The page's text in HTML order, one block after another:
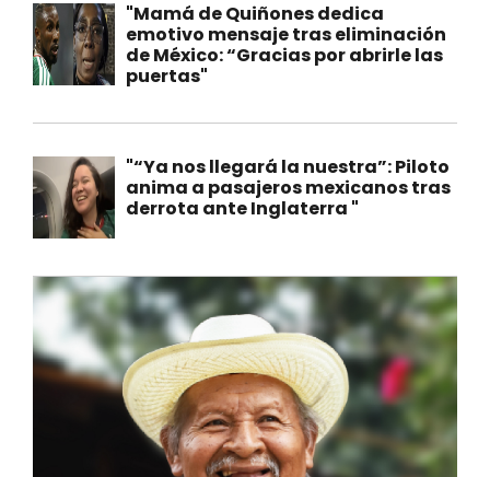
"Mamá de Quiñones dedica
emotivo mensaje tras eliminación
de México: “Gracias por abrirle las
puertas"
"“Ya nos llegará la nuestra”: Piloto
anima a pasajeros mexicanos tras
derrota ante Inglaterra "